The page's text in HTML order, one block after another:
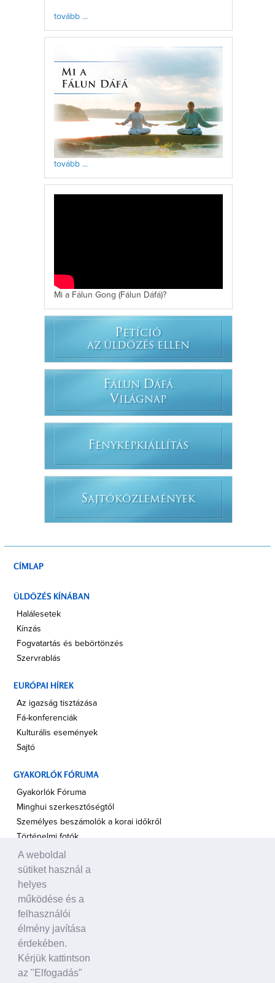
tovább ...
tovább ...
Mi a Fálun Gong (Fálun Dáfá)?
PETÍCIÓ
AZ ÜLDÖZÉS ELLEN
FÁLUN DÁFÁ
VILÁGNAP
FÉNYKÉPKIÁLLÍTÁS
SAJTÓKÖZLEMÉNYEK
CÍMLAP
ÜLDÖZÉS KÍNÁBAN
Halálesetek
Kínzás
Fogvatartás és bebörtönzés
Szervrablás
EURÓPAI HÍREK
Az igazság tisztázása
Fá-konferenciák
Kulturális események
Sajtó
GYAKORLÓK FÓRUMA
Gyakorlók Fóruma
Minghui szerkesztőségtől
Személyes beszámolók a korai időkről
Történelmi fotók
A TÁMOGATÁS HANGJA
Politikusok
Civil szervezetek, ENSZ
Egyéb
A VILÁG HÍREI
HAGYOMÁNYOS KÍNAI KULTÚRA
A weboldal
sütiket használ a
helyes
működése és a
felhasználói
élmény javítása
érdekében.
Kérjük kattintson
az "Elfogadás"